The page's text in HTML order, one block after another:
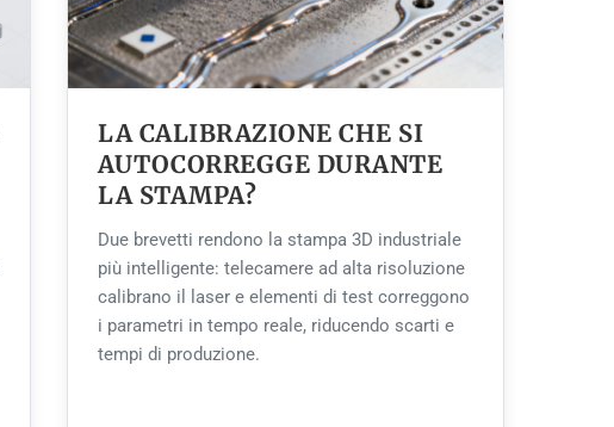
LA CALIBRAZIONE CHE SI
AUTOCORREGGE DURANTE
LA STAMPA?
Due brevetti rendono la stampa 3D industriale
più intelligente: telecamere ad alta risoluzione
calibrano il laser e elementi di test correggono
i parametri in tempo reale, riducendo scarti e
tempi di produzione.